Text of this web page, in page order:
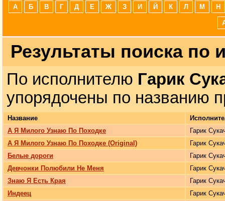
А Б В Г Д Е Ж З И Й К Л М Н
Результаты поиска по
По исполнителю Гарик
упорядочены по названию
Название
А Я Милого Узнаю По Походке
Гарик
А Я Милого Узнаю По Походке (Original)
Гарик
Белые дороги
Гарик
Девчонки Полюбили Не Меня
Гарик
Знаю Я Есть Края
Гарик
Индеец
Гарик